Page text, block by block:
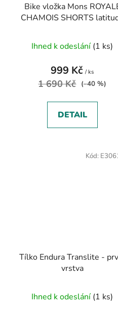
Bike vložka Mons
CHAMOIS SHORTS
Ihned k odeslání (1 ks)
999 Kč/ ks
1 690 Kč (–40 %)
DETAIL
Tílko Endura Translite -
vrstva
Ihned k odeslání (1 ks)
Kód: